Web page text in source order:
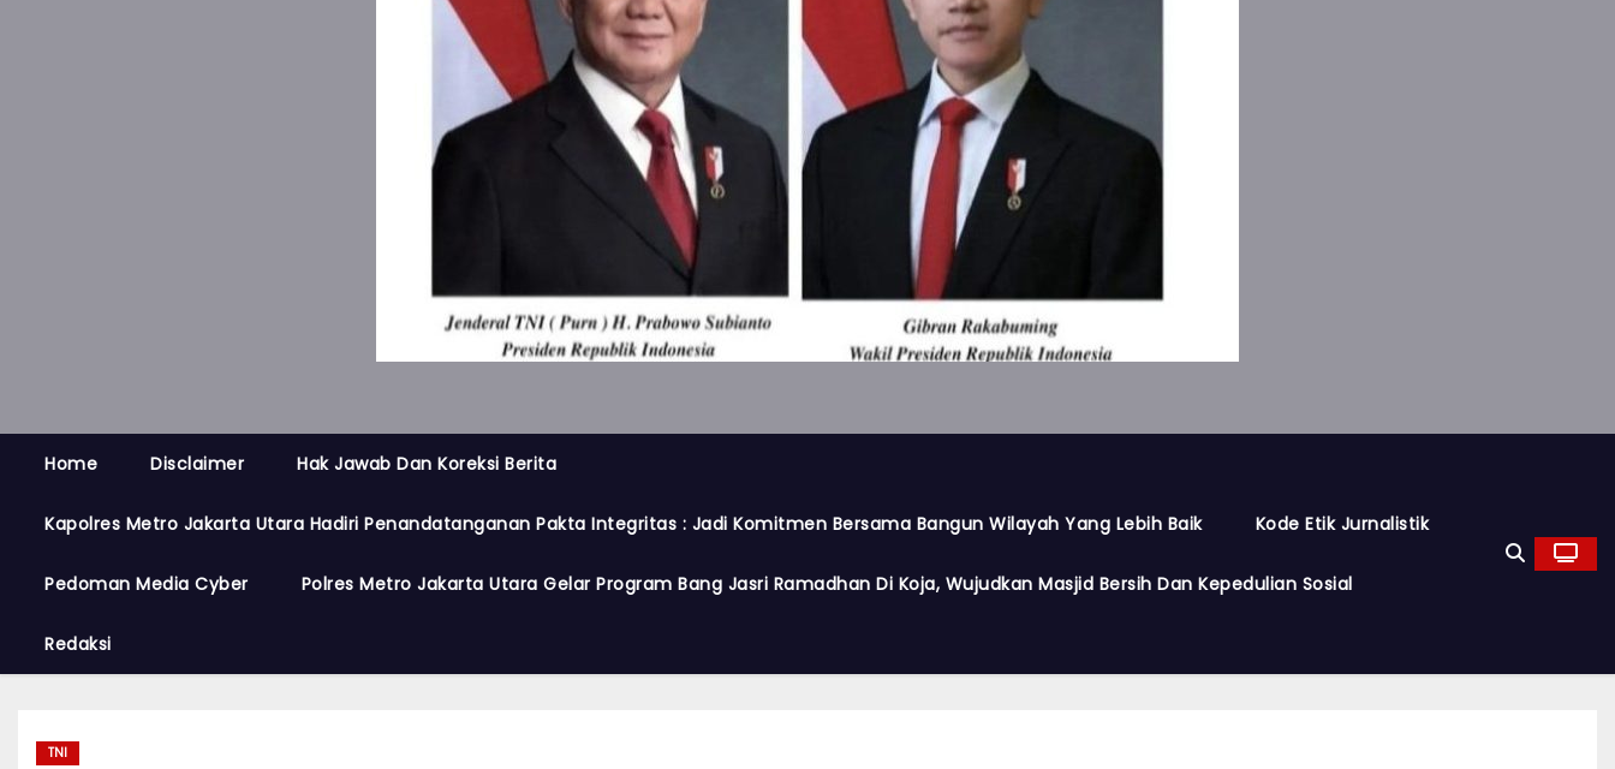
Home Disclaimer Hak Jawab Dan Koreksi Berita
Kapolres Metro Jakarta Utara Hadiri Penandatanganan Pakta Integritas : Jadi Komitmen Bersama Bangun Wilayah Yang Lebih Baik Kode Etik Jurnalistik
Pedoman Media Cyber Polres Metro Jakarta Utara Gelar Program Bang Jasri Ramadhan Di Koja, Wujudkan Masjid Bersih Dan Kepedulian Sosial
Redaksi
TNI